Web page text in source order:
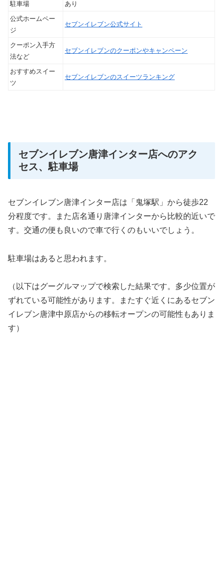
駐車場
あり
公式ホームペー
ジ
セブンイレブン公式サイト
クーポン入手方
法など
セブンイレブンのクーポンやキャンペーン
おすすめスイー
ツ
セブンイレブンのスイーツランキング
セブンイレブン唐津インター店へのアク
セス、駐車場
セブンイレブン唐津インター店は「鬼塚駅」から徒歩22
分程度です。また店名通り唐津インターから比較的近いで
す。交通の便も良いので車で行くのもいいでしょう。
駐車場はあると思われます。
（以下はグーグルマップで検索した結果です。多少位置が
ずれている可能性があります。またすぐ近くにあるセブン
イレブン唐津中原店からの移転オープンの可能性もありま
す）